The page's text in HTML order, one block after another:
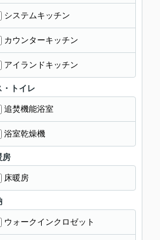
システムキッチン
カウンターキッチン
アイランドキッチン
・トイレ
追焚機能浴室
浴室乾燥機
房
床暖房
ウォークインクロゼット